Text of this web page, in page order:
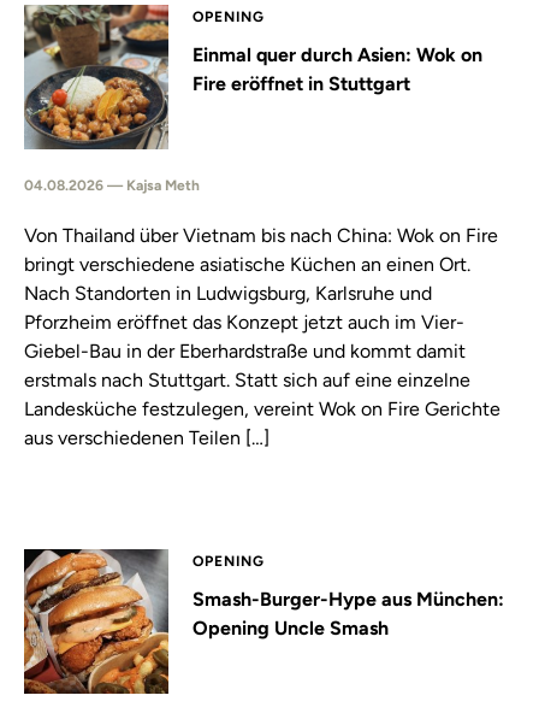
OPENING
Einmal quer durch Asien: Wok on
Fire eröffnet in Stuttgart
04.08.2026 — Kajsa Meth
Von Thailand über Vietnam bis nach China: Wok on Fire
bringt verschiedene asiatische Küchen an einen Ort.
Nach Standorten in Ludwigsburg, Karlsruhe und
Pforzheim eröffnet das Konzept jetzt auch im Vier-
Giebel-Bau in der Eberhardstraße und kommt damit
erstmals nach Stuttgart. Statt sich auf eine einzelne
Landesküche festzulegen, vereint Wok on Fire Gerichte
aus verschiedenen Teilen […]
OPENING
Smash-Burger-Hype aus München:
Opening Uncle Smash